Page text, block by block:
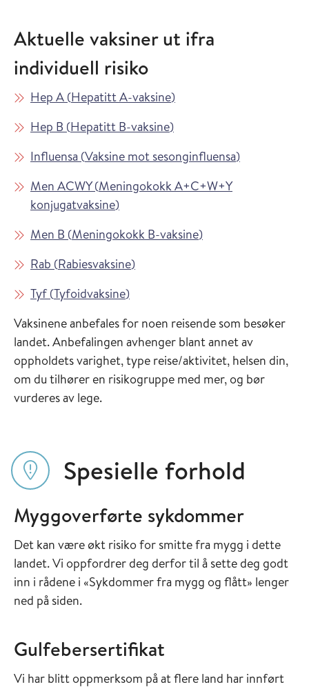
Aktuelle vaksiner ut ifra
individuell risiko
Les mer om
Hep A (Hepatitt A-vaksine)i Vaksinasjonsveilederen
Les mer om
Hep B (Hepatitt B-vaksine)i Vaksinasjonsveilederen
Les mer om
Influensa (Vaksine mot sesonginfluensa)i
Les mer om
Men ACWY(Meningokokk A+C+W+Y
konjugatvaksine)i Vaksinasjonsveilederen
Les mer om
Men B (Meningokokk B-vaksine)i
Les mer om
Rab (Rabiesvaksine)i Vaksinasjonsveilederen
Les mer om
Tyf(Tyfoidvaksine)i Vaksinasjonsveilederen
Vaksinene anbefales for noen reisende som besøker
landet. Anbefalingen avhenger blant annet av
oppholdets varighet, type reise/aktivitet, helsen din,
om du tilhører en risikogruppe med mer, og bør
vurderes av lege.
Spesielle forhold
Myggoverførte sykdommer
Det kan være økt risiko for smitte fra mygg i dette
landet. Vi oppfordrer deg derfor til å sette deg godt
inn i rådene i «Sykdommer fra mygg og flått» lenger
ned på siden.
Gulfebersertifikat
Vi har blitt oppmerksom på at flere land har innført